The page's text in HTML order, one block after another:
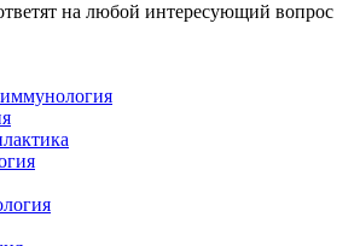
на любой интересующий вопрос